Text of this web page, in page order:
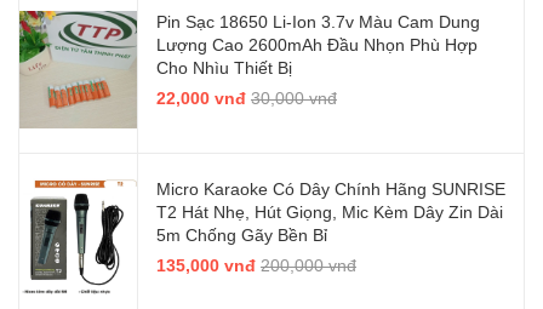
Pin Sạc 18650 Li-Ion 3.7v Màu Cam Dung
Lượng Cao 2600mAh Đầu Nhọn Phù Hợp
Cho Nhìu Thiết Bị
22,000 vnđ 30,000 vnđ
Micro Karaoke Có Dây Chính Hãng SUNRISE
T2 Hát Nhẹ, Hút Giọng, Mic Kèm Dây Zin Dài
5m Chống Gãy Bền Bỉ
135,000 vnđ 200,000 vnđ